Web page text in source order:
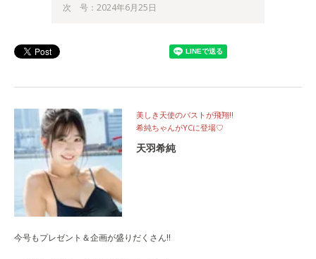
次 号：2024年6月25日
美しき天使のバストが飛翔‼
希純ちゃんがYCに登場♡
天羽希純
今号もプレゼント＆企画が盛りだくさん!!